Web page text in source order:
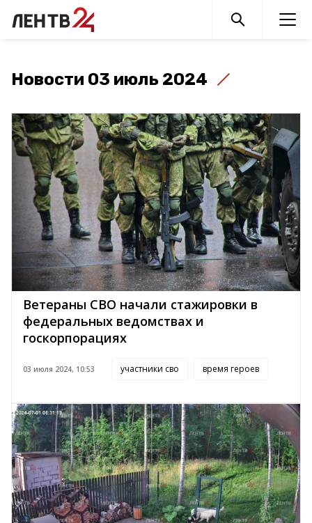
Новости 03 июль 2024
Ветераны СВО начали стажировки в
федеральных ведомствах и
госкорпорациях
03 июля 2024, 10:53 участники сво время героев